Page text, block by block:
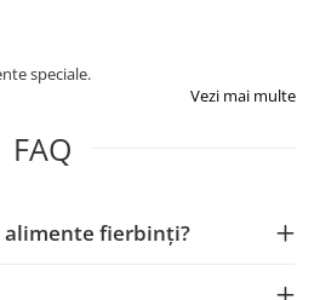
speciale.
Vezi mai multe
FAQ
fierbinți?